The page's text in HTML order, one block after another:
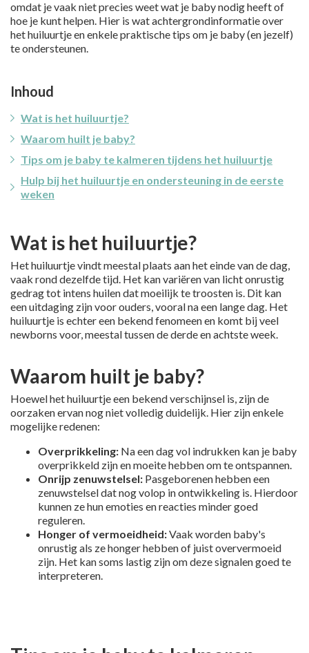
omdat je vaak niet precies weet wat je baby nodig heeft of
hoe je kunt helpen. Hier is wat achtergrondinformatie over
het huiluurtje en enkele praktische tips om je baby (en jezelf)
te ondersteunen.
Inhoud
Wat is het huiluurtje?
Waarom huilt je baby?
Tips om je baby te kalmeren tijdens het huiluurtje
Hulp bij het huiluurtje en ondersteuning in de eerste
weken
Wat is het huiluurtje?
Het huiluurtje vindt meestal plaats aan het einde van de dag,
vaak rond dezelfde tijd. Het kan variëren van licht onrustig
gedrag tot intens huilen dat moeilijk te troosten is. Dit kan
een uitdaging zijn voor ouders, vooral na een lange dag. Het
huiluurtje is echter een bekend fenomeen en komt bij veel
newborns voor, meestal tussen de derde en achtste week.
Waarom huilt je baby?
Hoewel het huiluurtje een bekend verschijnsel is, zijn de
oorzaken ervan nog niet volledig duidelijk. Hier zijn enkele
mogelijke redenen:
Overprikkeling: Na een dag vol indrukken kan je baby
overprikkeld zijn en moeite hebben om te ontspannen.
Onrijp zenuwstelsel: Pasgeborenen hebben een
zenuwstelsel dat nog volop in ontwikkeling is. Hierdoor
kunnen ze hun emoties en reacties minder goed
reguleren.
Honger of vermoeidheid:Vaak worden baby's
onrustig als ze honger hebben of juist oververmoeid
zijn. Het kan soms lastig zijn om deze signalen goed te
interpreteren.